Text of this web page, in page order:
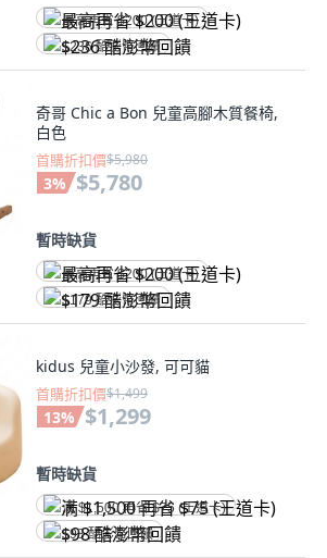
最高再省 $200 (王道卡)
$236 酷澎幣回饋
奇哥 Chic a Bon 兒童高腳木質餐椅,
白色
首購折扣價$5,980
3% $5,780
暫時缺貨
最高再省 $200 (王道卡)
$179 酷澎幣回饋
kidus 兒童小沙發, 可可貓
首購折扣價$1,499
13% $1,299
暫時缺貨
满 $1,500 再省 $75 (王道卡)
$98 酷澎幣回饋